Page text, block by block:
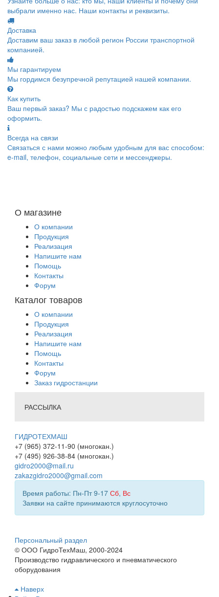
выбрали именно нас. Наши контакты и реквизиты.
Доставка
Доставим ваш заказ в любой регион России транспортной
компанией.
Мы гарантируем
Мы гордимся безупречной репутацией нашей компании.
Как купить
Ваш первый заказ? Мы с радостью подскажем как его
оформить.
Всегда на связи
Связаться с нами можно любым удобным для вас способом:
e-mail, телефон, социальные сети и мессенджеры.
О магазине
О компании
Продукция
Реализация
Напишите нам
Помощь
Контакты
Форум
Каталог товаров
О компании
Продукция
Реализация
Напишите нам
Помощь
Контакты
Форум
Заказ гидростанции
РАССЫЛКА
ГИДРОТЕХМАШ
+7 (965) 372-11-90 (многокан.)
+7 (495) 926-38-84 (многокан.)
gidro2000@mail.ru
zakazgidro2000@gmail.com
Время работы: Пн-Пт 9-17 Сб, Вс
Заявки на сайте принимаются круглосуточно
Персональный раздел
© ООО ГидроТехМаш, 2000-2024
Производство гидравлического и пневматического
оборудования
Наверх